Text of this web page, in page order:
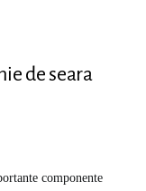
de seara
componente